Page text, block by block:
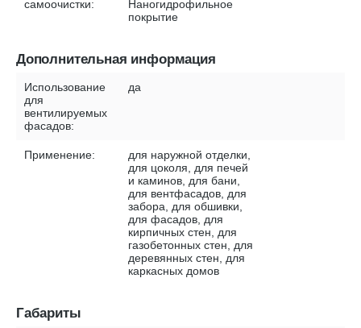
самоочистки:
Наногидрофильное
покрытие
Дополнительная информация
Использование
для
вентилируемых
фасадов:
да
Применение:
для наружной отделки,
для цоколя, для печей
и каминов, для бани,
для вентфасадов, для
забора, для обшивки,
для фасадов, для
кирпичных стен, для
газобетонных стен, для
деревянных стен, для
каркасных домов
Габариты